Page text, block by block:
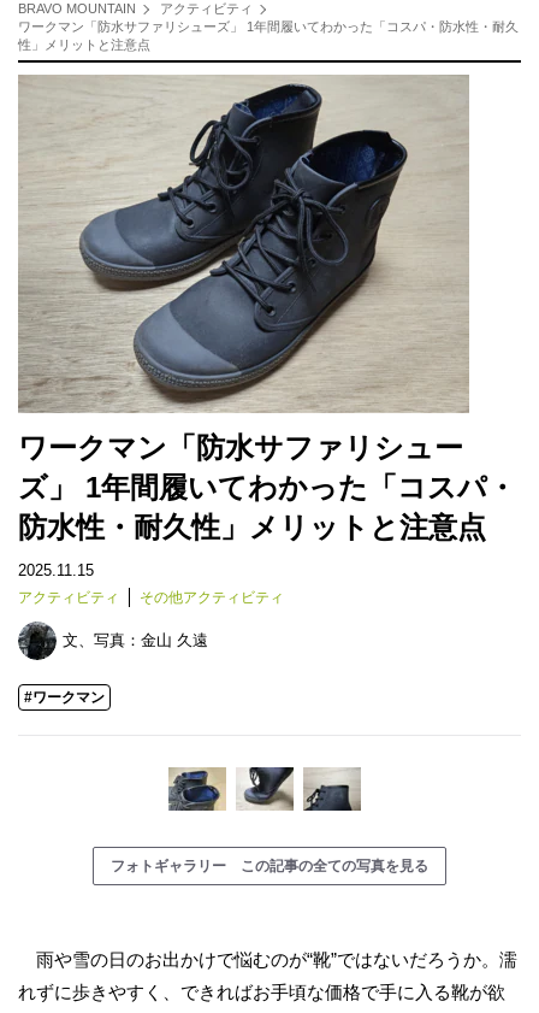
BRAVO MOUNTAIN
アクティビティ
ワークマン「防水サファリシューズ」 1年間履いてわかった「コスパ・防水性・耐久
性」メリットと注意点
ワークマン「防水サファリシュー
ズ」 1年間履いてわかった「コスパ・
防水性・耐久性」メリットと注意点
2025.11.15
アクティビティ その他アクティビティ
文、写真： 金山 久遠
#ワークマン
フォトギャラリー この記事の全ての写真を見る
雨や雪の日のお出かけで悩むのが“靴”ではないだろうか。濡
れずに歩きやすく、できればお手頃な価格で手に入る靴が欲